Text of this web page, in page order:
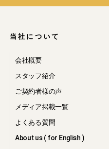
当社について
会社概要
スタッフ紹介
ご契約者様の声
メディア掲載一覧
よくある質問
About us ( for English )